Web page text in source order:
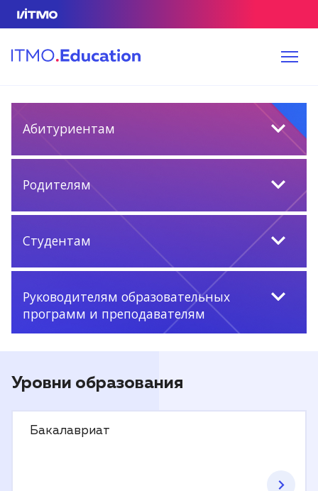
Абитуриентам
Родителям
Студентам
Руководителям образовательных
программ и преподавателям
Уровни образования
Бакалавриат